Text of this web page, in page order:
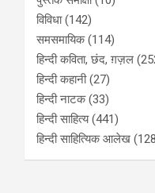
विविधा(142)
समसमायिक(114)
हिन्दी कविता, छंद, ग़ज़ल
हिन्दी कहानी(27)
हिन्‍दी नाटक(33)
हिन्दी साहित्य(441)
हिन्दी साहित्यिक आलेख